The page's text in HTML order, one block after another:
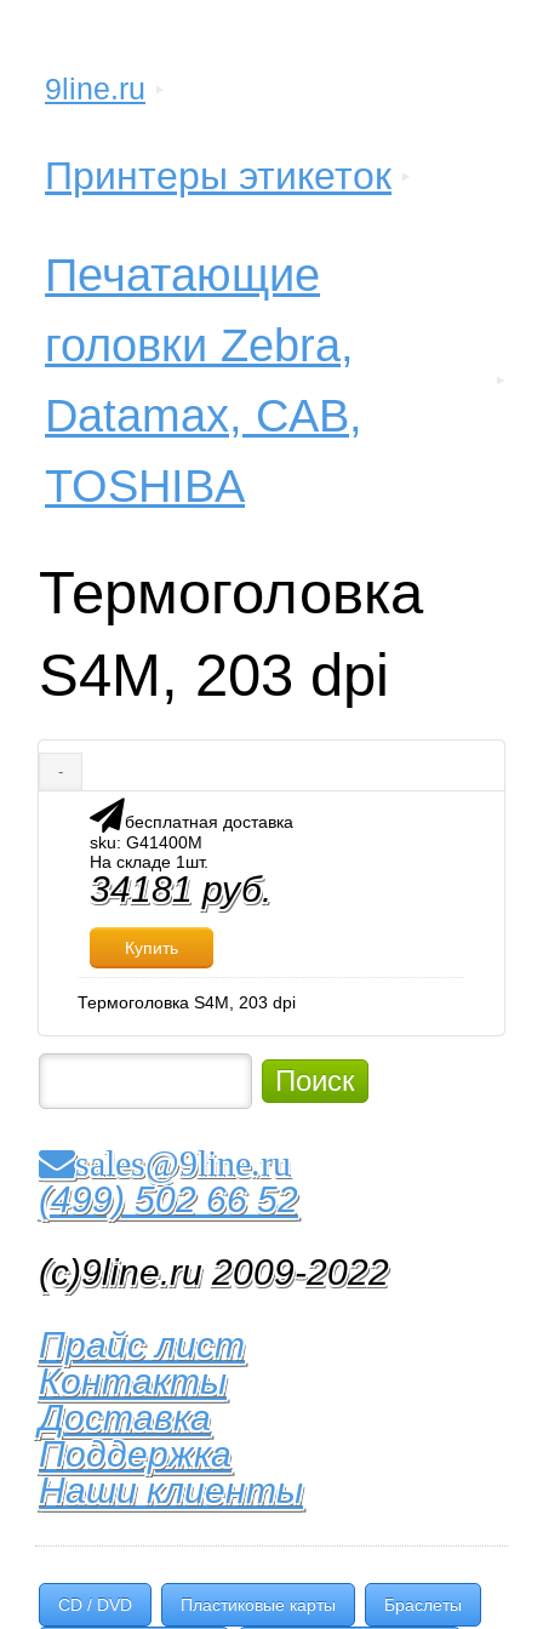
9line.ru
Принтеры этикеток
Печатающие
головки Zebra,
Datamax, CAB,
TOSHIBA
Термоголовка
S4M, 203 dpi
-
бесплатная доставка
sku: G41400M
На складе 1шт.
34181 руб.
Купить
Термоголовка S4M, 203 dpi
Поиск
sales@9line.ru
(499) 502 66 52
(c)9line.ru 2009-2022
Прайс лист
Контакты
Доставка
Поддержка
Наши клиенты
CD / DVD Пластиковые карты Браслеты